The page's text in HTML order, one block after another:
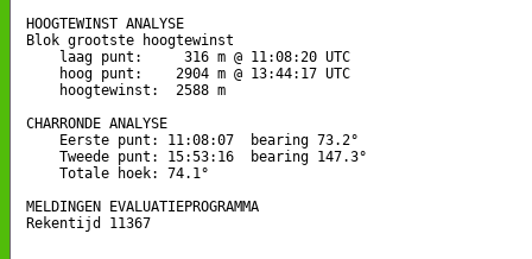
HOOGTEWINST ANALYSE
Blok grootste hoogtewinst
    laag punt:     316 m @ 11:08:20 UTC
    hoog punt:    2904 m @ 13:44:17 UTC
    hoogtewinst:  2588 m
CHARRONDE ANALYSE
    Eerste punt: 11:08:07  bearing 73.2°
    Tweede punt: 15:53:16  bearing 147.3°
    Totale hoek: 74.1°
MELDINGEN EVALUATIEPROGRAMMA
Rekentijd 11367